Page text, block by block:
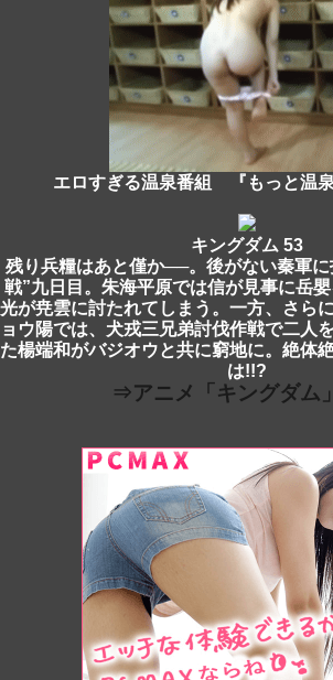
エロすぎる温泉番組 『もっと温泉
キングダム 53
残り兵糧はあと僅か──。後がない秦軍
戦”九日目。朱海平原では信が見事に岳
光が尭雲に討たれてしまう。一方、さら
ョウ陽では、犬戎三兄弟討伐作戦で二人
た楊端和がバジオウと共に窮地に。絶体
は!!?
⇒アニメ「キングダム